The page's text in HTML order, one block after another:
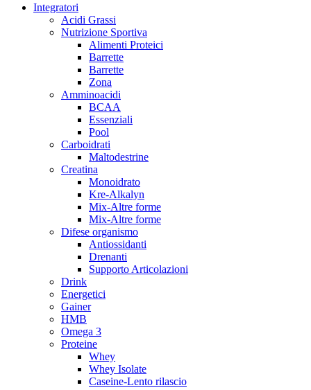
Integratori
Acidi Grassi
Nutrizione Sportiva
Alimenti Proteici
Barrette
Barrette
Zona
Amminoacidi
BCAA
Essenziali
Pool
Carboidrati
Maltodestrine
Creatina
Monoidrato
Kre-Alkalyn
Mix-Altre forme
Mix-Altre forme
Difese organismo
Antiossidanti
Drenanti
Supporto Articolazioni
Drink
Energetici
Gainer
HMB
Omega 3
Proteine
Whey
Whey Isolate
Caseine-Lento rilascio